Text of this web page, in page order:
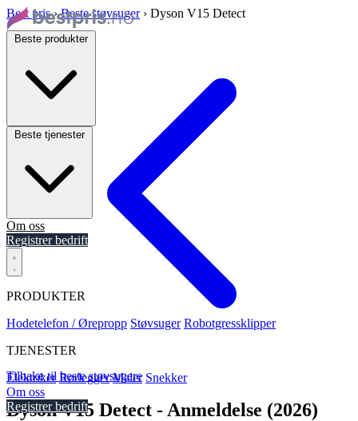
Beste produkter
Beste tjenester
Om oss
Registrer bedrift
PRODUKTER
Hodetelefon / Ørepropp Støvsuger Robotgressklipper
TJENESTER
Elektriker Rørlegger Maler Snekker
Om oss
Registrer bedrift
Best pris › Beste støvsuger › Dyson V15 Detect
Tilbake til beste støvsugere
Dyson V15 Detect - Anmeldelse (2026)